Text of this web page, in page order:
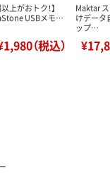
以上がおトク！】
USBメモ…
（税込）
Maktar
けデータ
ップ…